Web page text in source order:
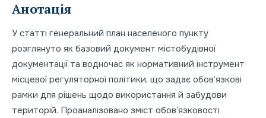
Анотація
У статті генеральний план населеного пункту
розглянуто як базовий документ містобудівної
документації та водночас як нормативний інструмент
місцевої регуляторної політики, що задає обов’язкові
рамки для рішень щодо використання й забудови
територій. Проаналізовано зміст обов’язковості